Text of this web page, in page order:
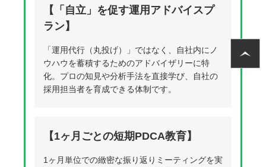
【「自立」を促す運用アドバイスプ
ラン】
「運用代行（丸投げ）」ではなく、自社内にノ
ウハウを蓄積するためのアドバイザリーに特
化。プロの知見や分析手法を直接学び、自社の
採用担当者を育成できる体制です。
【1ヶ月ごとの短期PDCA教育】
1ヶ月単位での緻密な振り返りミーティングを実